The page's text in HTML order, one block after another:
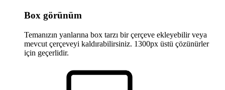
Box görünüm
Temanızın yanlarına box tarzı bir çerçeve ekleyebilir veya
mevcut çerçeveyi kaldırabilirsiniz. 1300px üstü çözünürler
için geçerlidir.